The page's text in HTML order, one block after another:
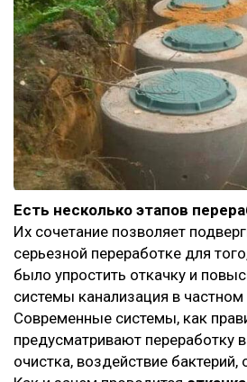
Есть несколько этапов
Их сочетание позволяет
серьезной переработке для
было упростить откачку и
системы канализация в
Современные системы, как
предусматривают переработку в
очистка, воздействие бактерий,